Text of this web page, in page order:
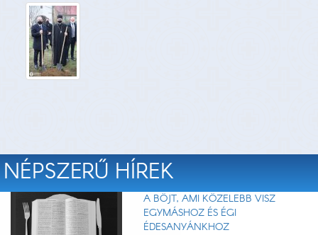
NÉPSZERŰ HÍREK
A BÖJT, AMI KÖZELEBB VISZ
EGYMÁSHOZ ÉS ÉGI
ÉDESANYÁNKHOZ